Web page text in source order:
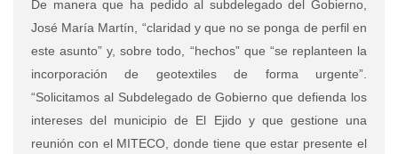
De manera que ha pedido al subdelegado del Gobierno,
José María Martín, “claridad y que no se ponga de perfil en
este asunto” y, sobre todo, “hechos” que “se replanteen la
incorporación de geotextiles de forma urgente”.
“Solicitamos al Subdelegado de Gobierno que defienda los
intereses del municipio de El Ejido y que gestione una
reunión con el MITECO, donde tiene que estar presente el